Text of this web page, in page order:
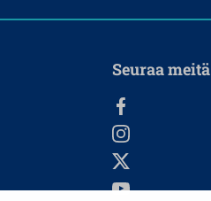
Seuraa meitä